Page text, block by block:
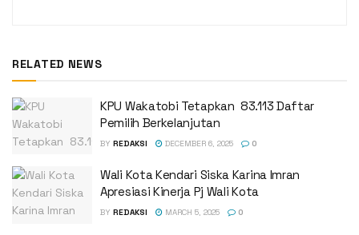
RELATED NEWS
KPU Wakatobi Tetapkan 83.113 Daftar
Pemilih Berkelanjutan
BY REDAKSI DECEMBER 6, 2025 0
Wali Kota Kendari Siska Karina Imran
Apresiasi Kinerja Pj Wali Kota
BY REDAKSI MARCH 5, 2025 0